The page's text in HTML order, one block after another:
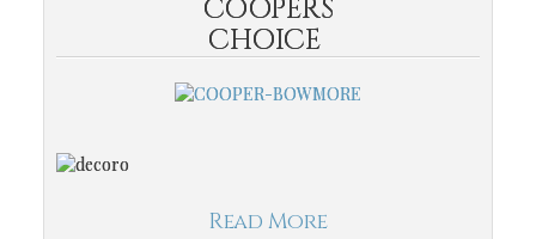
COOPERS
CHOICE
Read More